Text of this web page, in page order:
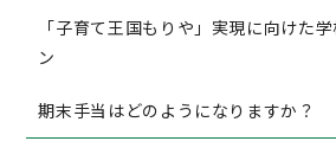
「子育て王国もりや」実現に向けた
ン
期末手当はどのようになりますか？